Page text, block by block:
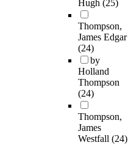
Hugh (25)
Thompson,
James Edgar
(24)
by
Holland
Thompson
(24)
Thompson,
James
Westfall (24)